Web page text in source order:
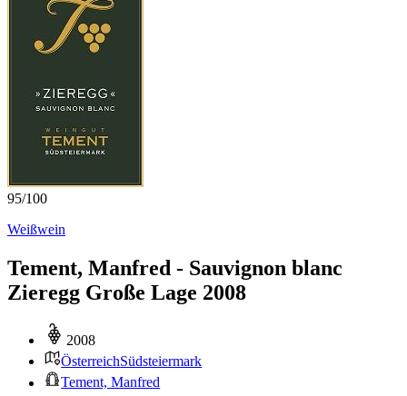
95/100
Weißwein
Tement, Manfred - Sauvignon blanc
Zieregg Große Lage 2008
2008
ÖsterreichSüdsteiermark
Tement, Manfred